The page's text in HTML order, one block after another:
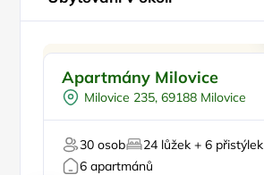
Venkovní bazén
Pro skupiny
Pro cyklisty
Pro milovníky vína
Apartmány Milovice
Milovice 235, 69188 Milovice
30 osob
24 lůžek + 6 přistýlek
6 apartmánů